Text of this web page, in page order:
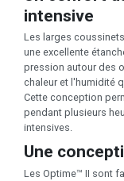
intensive
Les larges
une excellente
pression autour des
chaleur et l'humidité
Cette conception
pendant plusieurs
intensives.
Une
Les Optime™ II sont